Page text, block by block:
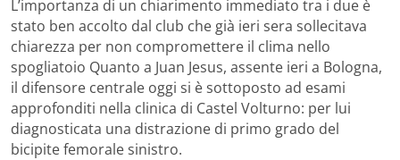
L’importanza di un chiarimento immediato tra i due è
stato ben accolto dal club che già ieri sera sollecitava
chiarezza per non compromettere il clima nello
spogliatoio Quanto a Juan Jesus, assente ieri a Bologna,
il difensore centrale oggi si è sottoposto ad esami
approfonditi nella clinica di Castel Volturno: per lui
diagnosticata una distrazione di primo grado del
bicipite femorale sinistro.